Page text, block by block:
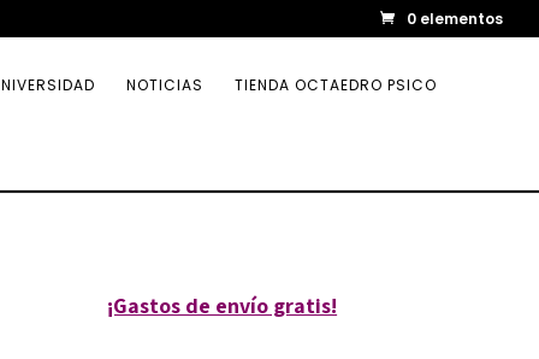
0 elementos
NOTICIAS TIENDA OCTAEDRO PSICO
¡Gastos de envío gratis!